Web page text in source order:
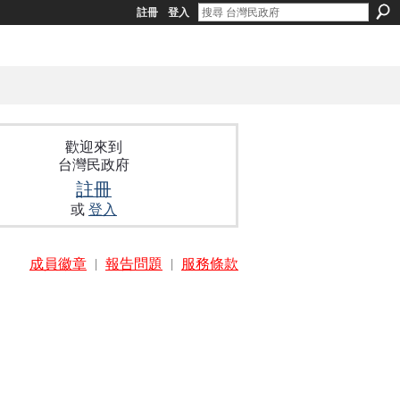
註冊 登入
歡迎來到
台灣民政府
註冊
或登入
成員徽章 | 報告問題 | 服務條款